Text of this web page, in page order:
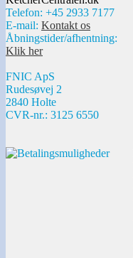
Telefon: +45 2933 7177
E-mail: Kontakt os
Åbningstider/afhentning:
Klik her
FNIC ApS
Rudesøvej 2
2840 Holte
CVR-nr.: 3125 6550